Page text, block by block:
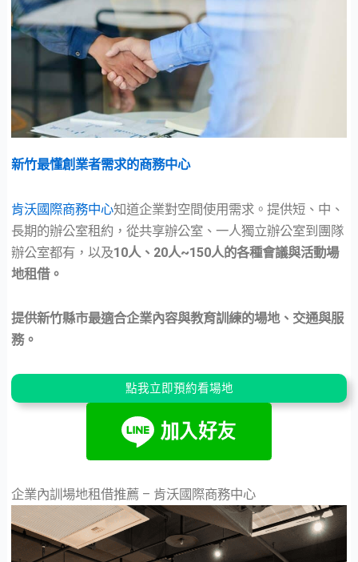
新竹最懂創業者需求的商務中心
肯沃國際商務中心知道企業對空間使用需求。提供短、中、
長期的辦公室租約，從共享辦公室、一人獨立辦公室到團隊
辦公室都有，以及10人、20人~150人的各種會議與活動場
地租借。
提供新竹縣市最適合企業內容與教育訓練的場地、交通與服
務。
點我立即預約看場地
企業內訓場地租借推薦 – 肯沃國際商務中心